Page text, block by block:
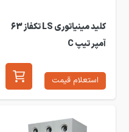
کلید مینیاتوری LS تکفاز 63
آمپر تیپ C
استعلام قیمت